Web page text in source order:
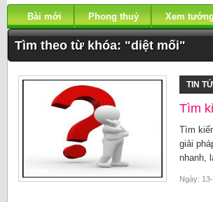
Bài mới Phong thuỷ Xem
Tìm theo từ khóa: "diệt mối"
TIN
Tìm
Tìm
giải
nhanh,
Ngày: